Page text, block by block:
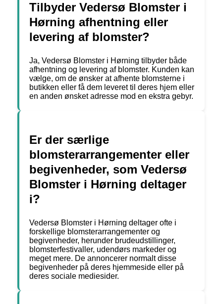
Tilbyder Vedersø Blomster i
Hørning afhentning eller
levering af blomster?
Ja, Vedersø Blomster i Hørning tilbyder både
afhentning og levering af blomster. Kunden kan
vælge, om de ønsker at afhente blomsterne i
butikken eller få dem leveret til deres hjem eller
en anden ønsket adresse mod en ekstra gebyr.
Er der særlige
blomsterarrangementer eller
begivenheder, som Vedersø
Blomster i Hørning deltager
i?
Vedersø Blomster i Hørning deltager ofte i
forskellige blomsterarrangementer og
begivenheder, herunder brudeudstillinger,
blomsterfestivaller, udendørs markeder og
meget mere. De annoncerer normalt disse
begivenheder på deres hjemmeside eller på
deres sociale mediesider.